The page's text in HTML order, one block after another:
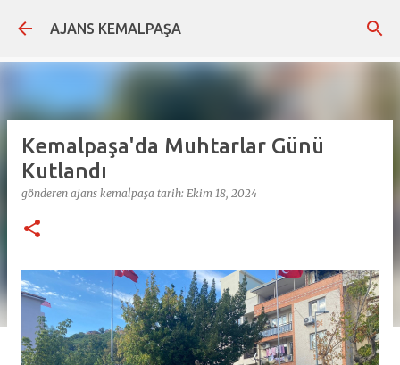
Ana içeriğe atla
AJANS KEMALPAŞA
Kemalpaşa'da Muhtarlar Günü
Kutlandı
gönderen ajans kemalpaşa tarih: Ekim 18, 2024